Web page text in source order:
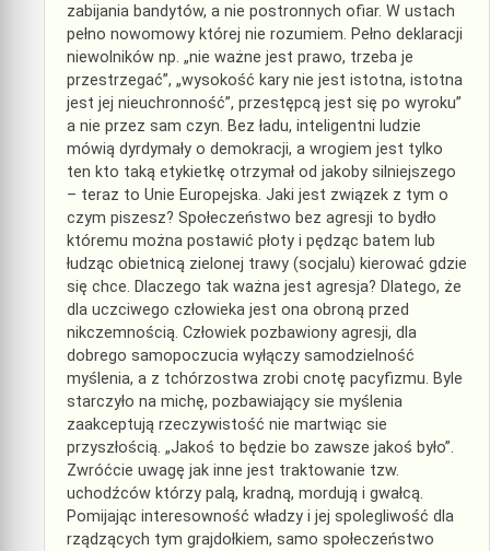
zabijania bandytów, a nie postronnych ofiar. W ustach
pełno nowomowy której nie rozumiem. Pełno deklaracji
niewolników np. „nie ważne jest prawo, trzeba je
przestrzegać”, „wysokość kary nie jest istotna, istotna
jest jej nieuchronność”, przestępcą jest się po wyroku”
a nie przez sam czyn. Bez ładu, inteligentni ludzie
mówią dyrdymały o demokracji, a wrogiem jest tylko
ten kto taką etykietkę otrzymał od jakoby silniejszego
– teraz to Unie Europejska. Jaki jest związek z tym o
czym piszesz? Społeczeństwo bez agresji to bydło
któremu można postawić płoty i pędząc batem lub
łudząc obietnicą zielonej trawy (socjalu) kierować gdzie
się chce. Dlaczego tak ważna jest agresja? Dlatego, że
dla uczciwego człowieka jest ona obroną przed
nikczemnością. Człowiek pozbawiony agresji, dla
dobrego samopoczucia wyłączy samodzielność
myślenia, a z tchórzostwa zrobi cnotę pacyfizmu. Byle
starczyło na michę, pozbawiający sie myślenia
zaakceptują rzeczywistość nie martwiąc sie
przyszłością. „Jakoś to będzie bo zawsze jakoś było”.
Zwróćcie uwagę jak inne jest traktowanie tzw.
uchodźców którzy palą, kradną, mordują i gwałcą.
Pomijając interesowność władzy i jej spolegliwość dla
rządzących tym grajdołkiem, samo społeczeństwo